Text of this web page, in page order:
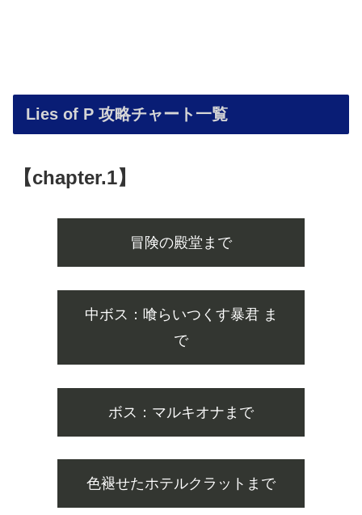
Lies of P 攻略チャート一覧
【chapter.1】
冒険の殿堂まで
中ボス：喰らいつくす暴君 ま
で
ボス：マルキオナまで
色褪せたホテルクラットまで